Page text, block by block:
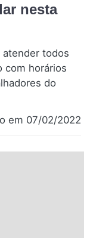
nesta
atender todos
com horários
do
em 07/02/2022